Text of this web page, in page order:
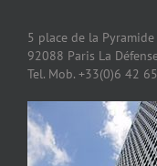
5 place de la
92088 Paris La
Tel. Mob. +33(0)6 42